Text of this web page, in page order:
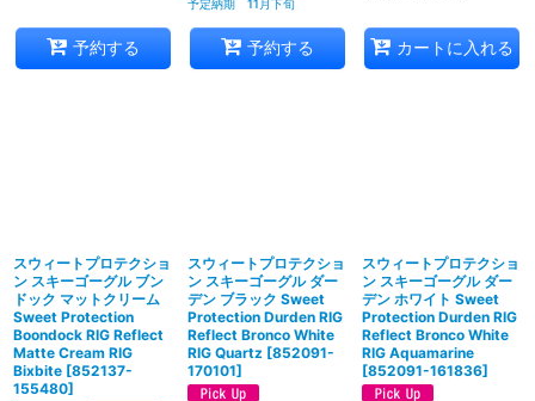
予約する
予定納期 11月下旬
予約する カートに入れる
スウィートプロテクショ
ン スキーゴーグル ブン
ドック マットクリーム
Sweet Protection
Boondock RIG Reflect
Matte Cream RIG
Bixbite [852137-
155480]
スウィートプロテクショ
ン スキーゴーグル ダー
デン ブラック Sweet
Protection Durden RIG
Reflect Bronco White
RIG Quartz [852091-
170101]
スウィートプロテクショ
ン スキーゴーグル ダー
デン ホワイト Sweet
Protection Durden RIG
Reflect Bronco White
RIG Aquamarine
[852091-161836]